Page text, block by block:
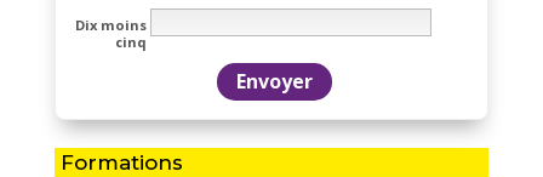
Dix moins
cinq
Formations